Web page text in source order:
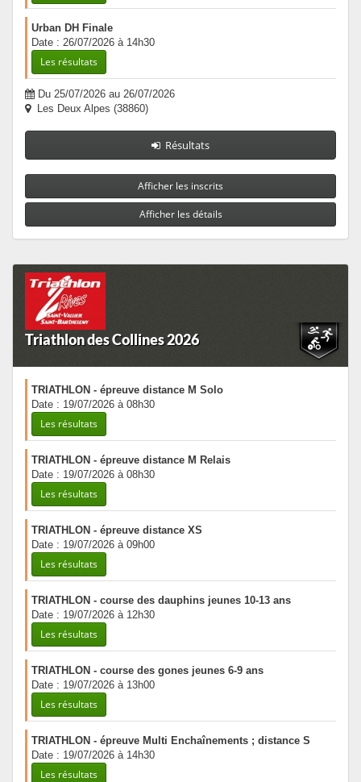
Urban DH Finale
Date : 26/07/2026 à 14h30
Les résultats
Du 25/07/2026 au 26/07/2026
Les Deux Alpes (38860)
Résultats
Afficher les inscrits
Afficher les détails
Triathlon des Collines 2026
TRIATHLON - épreuve distance M Solo
Date : 19/07/2026 à 08h30
Les résultats
TRIATHLON - épreuve distance M Relais
Date : 19/07/2026 à 08h30
Les résultats
TRIATHLON - épreuve distance XS
Date : 19/07/2026 à 09h00
Les résultats
TRIATHLON - course des dauphins jeunes 10-13 ans
Date : 19/07/2026 à 12h30
Les résultats
TRIATHLON - course des gones jeunes 6-9 ans
Date : 19/07/2026 à 13h00
Les résultats
TRIATHLON - épreuve Multi Enchaînements ; distance S
Date : 19/07/2026 à 14h30
Les résultats